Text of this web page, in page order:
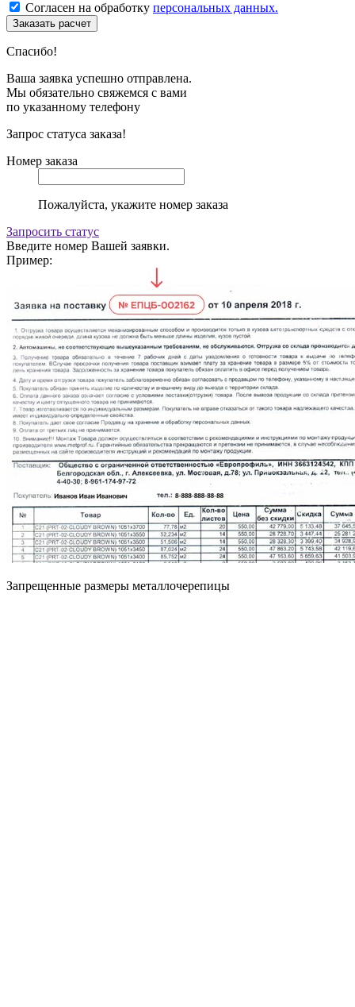
Согласен на обработку персональных данных.
Спасибо!
Ваша заявка успешно отправлена.
Мы обязательно свяжемся с вами
по указанному телефону
Запрос статуса заказа!
Номер заказа
Пожалуйста, укажите номер заказа
Запросить статус
Введите номер Вашей заявки.
Пример:
Запрещенные размеры металлочерепицы